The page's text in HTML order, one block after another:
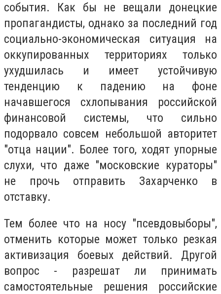
события. Как бы не вещали донецкие
пропагандисты, однако за последний год
социально-экономическая ситуация на
оккупированных территориях только
ухудшилась и имеет устойчивую
тенденцию к падению на фоне
начавшегося схлопывания российской
финансовой системы, что сильно
подорвало совсем небольшой авторитет
"отца нации". Более того, ходят упорные
слухи, что даже "московские кураторы"
не прочь отправить Захарченко в
отставку.
Тем более что на носу "псевдовыборы",
отменить которые может только резкая
активизация боевых действий. Другой
вопрос - разрешат ли принимать
самостоятельные решения российские